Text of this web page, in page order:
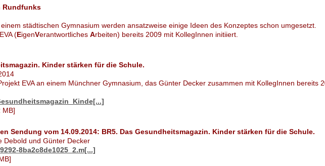
Rundfunks
städtischen Gymnasium werden ansatzweise einige Ideen des Konzeptes schon umgesetzt.
(EigenVerantwortliches Arbeiten) bereits 2009 mit KollegInnen initiiert.
Kinder stärken für die Schule.
EVA an einem Münchner Gymnasium, das Günter Decker zusammen mit KollegInnen bereits
MB]
Sendung vom 14.09.2014: BR5. Das Gesundheitsmagazin. Kinder stärken für die Schule.
Debold und Günter Decker
8ba2c8de1025_2.m[...]